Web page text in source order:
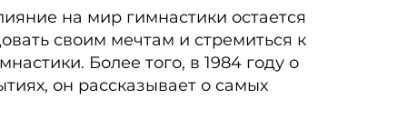
на мир гимнастики остается
своим мечтам и стремиться к
Более того, в 1984 году о
он рассказывает о самых